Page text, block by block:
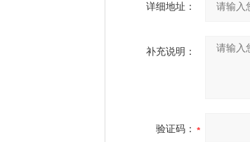
详细地址：
补充说明：
验证码：